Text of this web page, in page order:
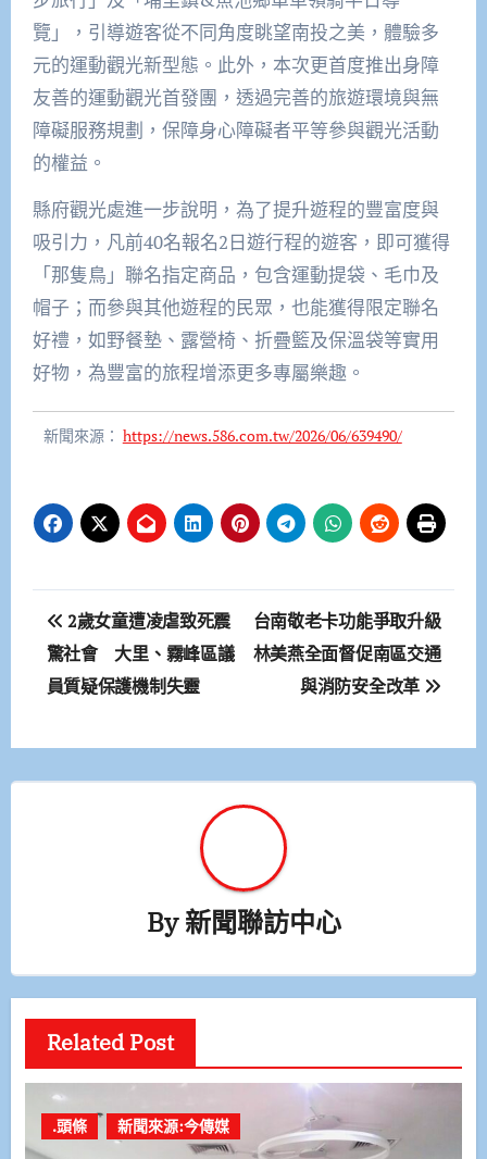
覽」，引導遊客從不同角度眺望南投之美，體驗多
元的運動觀光新型態。此外，本次更首度推出身障
友善的運動觀光首發團，透過完善的旅遊環境與無
障礙服務規劃，保障身心障礙者平等參與觀光活動
的權益。
縣府觀光處進一步說明，為了提升遊程的豐富度與
吸引力，凡前40名報名2日遊行程的遊客，即可獲得
「那隻鳥」聯名指定商品，包含運動提袋、毛巾及
帽子；而參與其他遊程的民眾，也能獲得限定聯名
好禮，如野餐墊、露營椅、折疊籃及保溫袋等實用
好物，為豐富的旅程增添更多專屬樂趣。
新聞來源： https://news.586.com.tw/2026/06/639490/
文
章
導
覽
2歲女童遭凌虐致死震
驚社會 大里、霧峰區議
員質疑保護機制失靈
台南敬老卡功能爭取升級
林美燕全面督促南區交通
與消防安全改革
By新聞聯訪中心
Related Post
.頭條 新聞來源:今傳媒